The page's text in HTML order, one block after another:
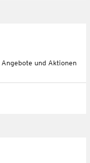
und Aktionen